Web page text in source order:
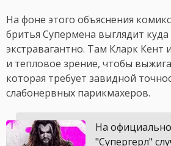
На фоне этого объяснения
бритья Супермена выглядит куда
экстравагантно. Там Кларк Кент
и тепловое зрение, чтобы
которая требует завидной
слабонервных парикмахеров.
На
"Супергерл"